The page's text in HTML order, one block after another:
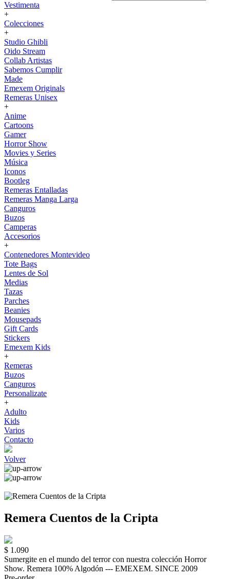
Vestimenta
+
Colecciones
+
Studio Ghibli
Oido Stream
Collab Artistas
Sabemos Cumplir
Made
Emexem Originals
Remeras Unisex
+
Anime
Cartoons
Gamer
Horror Show
Movies y Series
Música
Iconos
Bootleg
Remeras Entalladas
Remeras Manga Larga
Canguros
Buzos
Camperas
Accesorios
+
Contenedores Montevideo
Tote Bags
Lentes de Sol
Medias
Tazas
Parches
Beanies
Mousepads
Gift Cards
Stickers
Emexem Kids
+
Remeras
Buzos
Canguros
Personalizate
+
Adulto
Kids
Varios
Contacto
Volver
Remera Cuentos de la Cripta
$ 1.090
Sumergite en el mundo del terror con nuestra colección Horror
Show. Remera 100% Algodón --- EMEXEM. SINCE 2009